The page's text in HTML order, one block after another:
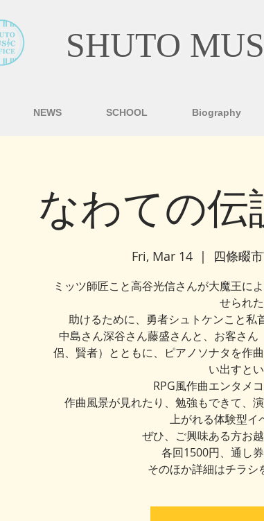
SHUTO
NEWS SCHOOL Biography
なわての
Fri, Mar 14
  |
四條畷
ミッツ師匠こと高谷光信さんが大魔王に
せられた
助けるために、勇者シュトケンこと私
中島さん深谷さん藤盛さんと、お客さ
侶、賢者）とともに、ピアノソナタを作
い出すとい
RPG風作曲エンタメ
作曲風景が見れたり、勉強もできて、
上がれる体験型イ
ぜひ、ご興味ある方お
各回1500円、通し
そのほか詳細はチラシ